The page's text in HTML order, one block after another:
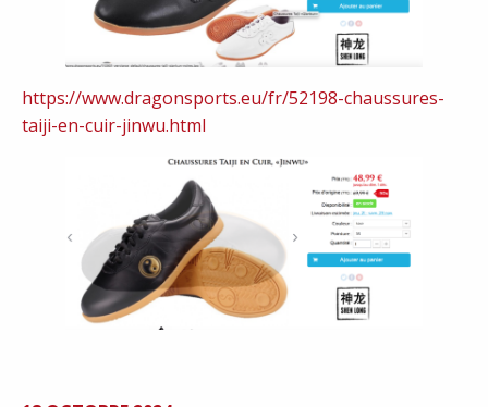
https://www.dragonsports.eu/fr/52198-chaussures-
taiji-en-cuir-jinwu.html